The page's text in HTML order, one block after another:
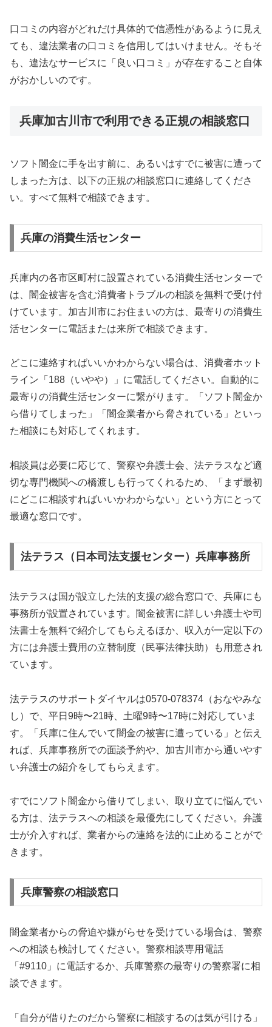
口コミの内容がどれだけ具体的で信憑性があるように見え
ても、違法業者の口コミを信用してはいけません。そもそ
も、違法なサービスに「良い口コミ」が存在すること自体
がおかしいのです。
兵庫加古川市で利用できる正規の相談窓口
ソフト闇金に手を出す前に、あるいはすでに被害に遭って
しまった方は、以下の正規の相談窓口に連絡してくださ
い。すべて無料で相談できます。
兵庫の消費生活センター
兵庫内の各市区町村に設置されている消費生活センターで
は、闇金被害を含む消費者トラブルの相談を無料で受け付
けています。加古川市にお住まいの方は、最寄りの消費生
活センターに電話または来所で相談できます。
どこに連絡すればいいかわからない場合は、消費者ホット
ライン「188（いやや）」に電話してください。自動的に
最寄りの消費生活センターに繋がります。「ソフト闇金か
ら借りてしまった」「闇金業者から脅されている」といっ
た相談にも対応してくれます。
相談員は必要に応じて、警察や弁護士会、法テラスなど適
切な専門機関への橋渡しも行ってくれるため、「まず最初
にどこに相談すればいいかわからない」という方にとって
最適な窓口です。
法テラス（日本司法支援センター）兵庫事務所
法テラスは国が設立した法的支援の総合窓口で、兵庫にも
事務所が設置されています。闇金被害に詳しい弁護士や司
法書士を無料で紹介してもらえるほか、収入が一定以下の
方には弁護士費用の立替制度（民事法律扶助）も用意され
ています。
法テラスのサポートダイヤルは0570-078374（おなやみな
し）で、平日9時〜21時、土曜9時〜17時に対応していま
す。「兵庫に住んでいて闇金の被害に遭っている」と伝え
れば、兵庫事務所での面談予約や、加古川市から通いやす
い弁護士の紹介をしてもらえます。
すでにソフト闇金から借りてしまい、取り立てに悩んでい
る方は、法テラスへの相談を最優先にしてください。弁護
士が介入すれば、業者からの連絡を法的に止めることがで
きます。
兵庫警察の相談窓口
闇金業者からの脅迫や嫌がらせを受けている場合は、警察
への相談も検討してください。警察相談専用電話
「#9110」に電話するか、兵庫警察の最寄りの警察署に相
談できます。
「自分が借りたのだから警察に相談するのは気が引ける」